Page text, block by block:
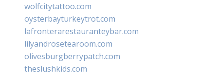
wolfcitytattoo.com
oysterbayturkeytrot.com
lafronterarestauranteybar.com
lilyandrosetearoom.com
olivesburgberrypatch.com
theslushkids.com